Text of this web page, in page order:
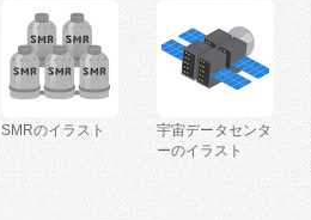
SMRのイラスト
宇宙データセンタ
ーのイラスト